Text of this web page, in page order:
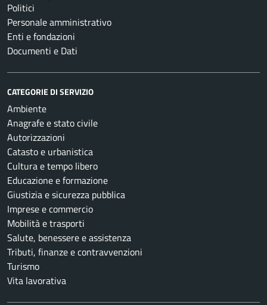
Politici
Personale amministrativo
Enti e fondazioni
Documenti e Dati
CATEGORIE DI SERVIZIO
Ambiente
Anagrafe e stato civile
Autorizzazioni
Catasto e urbanistica
Cultura e tempo libero
Educazione e formazione
Giustizia e sicurezza pubblica
Imprese e commercio
Mobilità e trasporti
Salute, benessere e assistenza
Tributi, finanze e contravvenzioni
Turismo
Vita lavorativa